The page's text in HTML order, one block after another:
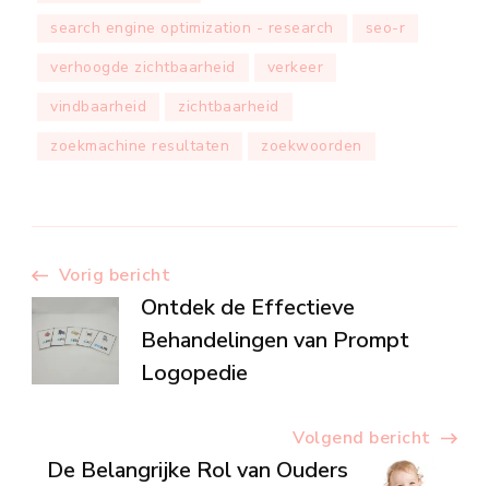
search engine optimization - research
seo-r
verhoogde zichtbaarheid
verkeer
vindbaarheid
zichtbaarheid
zoekmachine resultaten
zoekwoorden
Berichtnavigatie
Vorig bericht
Ontdek de Effectieve
Behandelingen van Prompt
Logopedie
Volgend bericht
De Belangrijke Rol van Ouders